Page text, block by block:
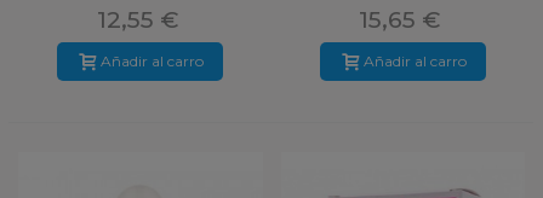
ML
12,55 €
Añadir al carro
15,65 €
Añadir al carro